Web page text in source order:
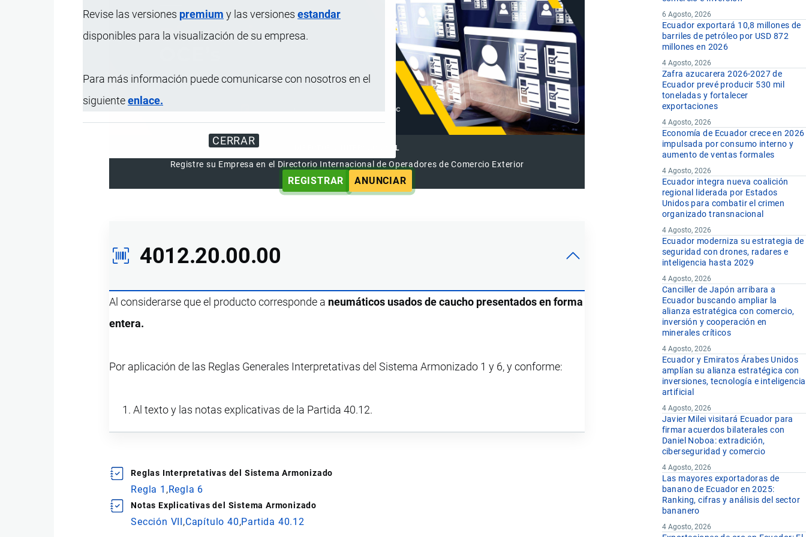
Revise las versiones premium y las versiones estandar
disponibles para la visualización de su empresa.
Para más información puede comunicarse con nosotros en el
siguienteenlace.
CERRAR
DIRECTORIO INTERNACIONAL
Registre su Empresa en el Directorio Internacional de Operadores de Comercio Exterior
REGISTRAR ANUNCIAR
4012.20.00.00
Al considerarse que el producto corresponde a neumáticos usados de caucho presentados en forma
entera.
Por aplicación de las Reglas Generales Interpretativas del Sistema Armonizado 1 y 6, y conforme:
Al texto y las notas explicativas de la Partida 40.12.
Reglas Interpretativas del Sistema Armonizado
Regla 1 Regla 6
Notas Explicativas del Sistema Armonizado
Sección VII Capítulo 40 Partida 40.12
6 Agosto, 2026
Ecuador exportará 10,8 millones de
barriles de petróleo por USD 872
millones en 2026
4 Agosto, 2026
Zafra azucarera 2026-2027 de
Ecuador prevé producir 530 mil
toneladas y fortalecer
exportaciones
4 Agosto, 2026
Economía de Ecuador crece en 2026
impulsada por consumo interno y
aumento de ventas formales
4 Agosto, 2026
Ecuador integra nueva coalición
regional liderada por Estados
Unidos para combatir el crimen
organizado transnacional
4 Agosto, 2026
Ecuador moderniza su estrategia de
seguridad con drones, radares e
inteligencia hasta 2029
4 Agosto, 2026
Canciller de Japón arribara a
Ecuador buscando ampliar la
alianza estratégica con comercio,
inversión y cooperación en
minerales críticos
4 Agosto, 2026
Ecuador y Emiratos Árabes Unidos
amplían su alianza estratégica con
inversiones, tecnología e inteligencia
artificial
4 Agosto, 2026
Javier Milei visitará Ecuador para
firmar acuerdos bilaterales con
Daniel Noboa: extradición,
ciberseguridad y comercio
4 Agosto, 2026
Las mayores exportadoras de
banano de Ecuador en 2025:
Ranking, cifras y análisis del sector
bananero
4 Agosto, 2026